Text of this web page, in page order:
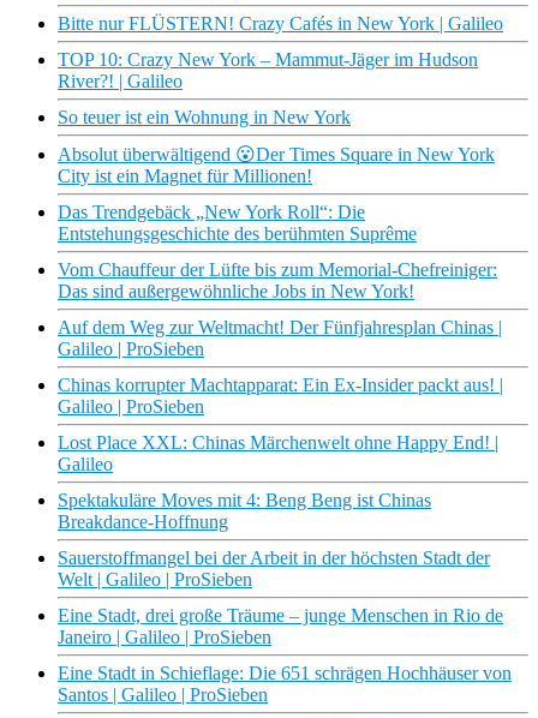
Bitte nur FLÜSTERN! Crazy Cafés in New York | Galileo
TOP 10: Crazy New York – Mammut-Jäger im Hudson
River?! | Galileo
So teuer ist ein Wohnung in New York
Absolut überwältigend 😮Der Times Square in New York
City ist ein Magnet für Millionen!
Das Trendgebäck „New York Roll“: Die
Entstehungsgeschichte des berühmten Suprême
Vom Chauffeur der Lüfte bis zum Memorial-Chefreiniger:
Das sind außergewöhnliche Jobs in New York!
Auf dem Weg zur Weltmacht! Der Fünfjahresplan Chinas |
Galileo | ProSieben
Chinas korrupter Machtapparat: Ein Ex-Insider packt aus! |
Galileo | ProSieben
Lost Place XXL: Chinas Märchenwelt ohne Happy End! |
Galileo
Spektakuläre Moves mit 4: Beng Beng ist Chinas
Breakdance-Hoffnung
Sauerstoffmangel bei der Arbeit in der höchsten Stadt der
Welt | Galileo | ProSieben
Eine Stadt, drei große Träume – junge Menschen in Rio de
Janeiro | Galileo | ProSieben
Eine Stadt in Schieflage: Die 651 schrägen Hochhäuser von
Santos | Galileo | ProSieben